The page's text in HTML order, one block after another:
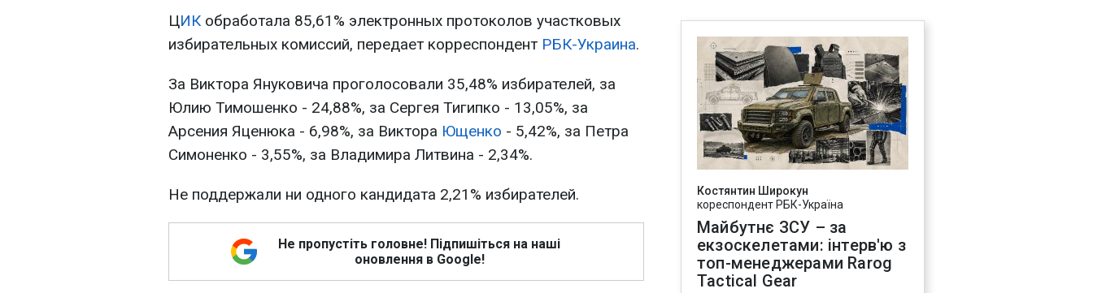
ЦИКобработала 85,61% электронных протоколов участковых
избирательных комиссий, передает корреспондент РБК-Украина.
За Виктора Януковича проголосовали 35,48% избирателей, за
Юлию Тимошенко - 24,88%, за Сергея Тигипко - 13,05%, за
Арсения Яценюка - 6,98%, за Виктора Ющенко - 5,42%, за Петра
Симоненко - 3,55%, за Владимира Литвина - 2,34%.
Не поддержали ни одного кандидата 2,21% избирателей.
Не пропустіть головне! Підпишіться на наші
оновлення в Google!
Костянтин Широкун
кореспондент РБК-Україна
Майбутнє ЗСУ – за
екзоскелетами: інтерв'ю з
топ-менеджерами Rarog
Tactical Gear